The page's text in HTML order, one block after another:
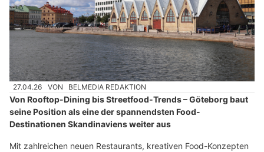
27.04.26 VON BELMEDIA REDAKTION
Von Rooftop-Dining bis Streetfood-Trends – Göteborg baut
seine Position als eine der spannendsten Food-
Destinationen Skandinaviens weiter aus
Mit zahlreichen neuen Restaurants, kreativen Food-Konzepten